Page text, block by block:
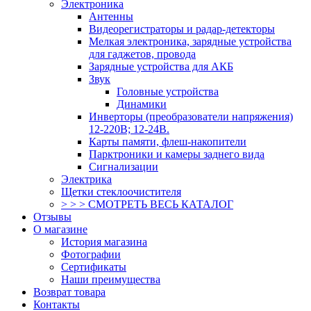
Электроника
Антенны
Видеорегистраторы и радар-детекторы
Мелкая электроника, зарядные устройства
для гаджетов, провода
Зарядные устройства для АКБ
Звук
Головные устройства
Динамики
Инверторы (преобразователи напряжения)
12-220В; 12-24В.
Карты памяти, флеш-накопители
Парктроники и камеры заднего вида
Сигнализации
Электрика
Щетки стеклоочистителя
> > > СМОТРЕТЬ ВЕСЬ КАТАЛОГ
Отзывы
О магазине
История магазина
Фотографии
Сертификаты
Наши преимущества
Возврат товара
Контакты